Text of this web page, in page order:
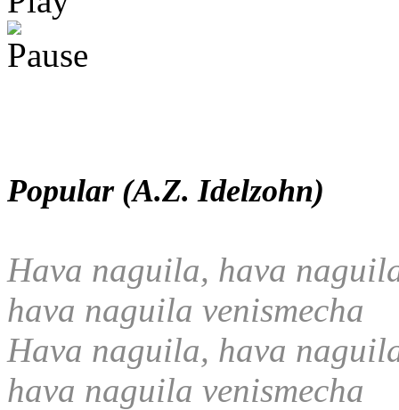
Popular (A.Z. Idelzohn)
Hava naguila, hava
hava naguila venismecha
Hava naguila, hava
hava naguila venismecha